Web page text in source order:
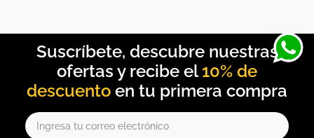
10% de
descuento